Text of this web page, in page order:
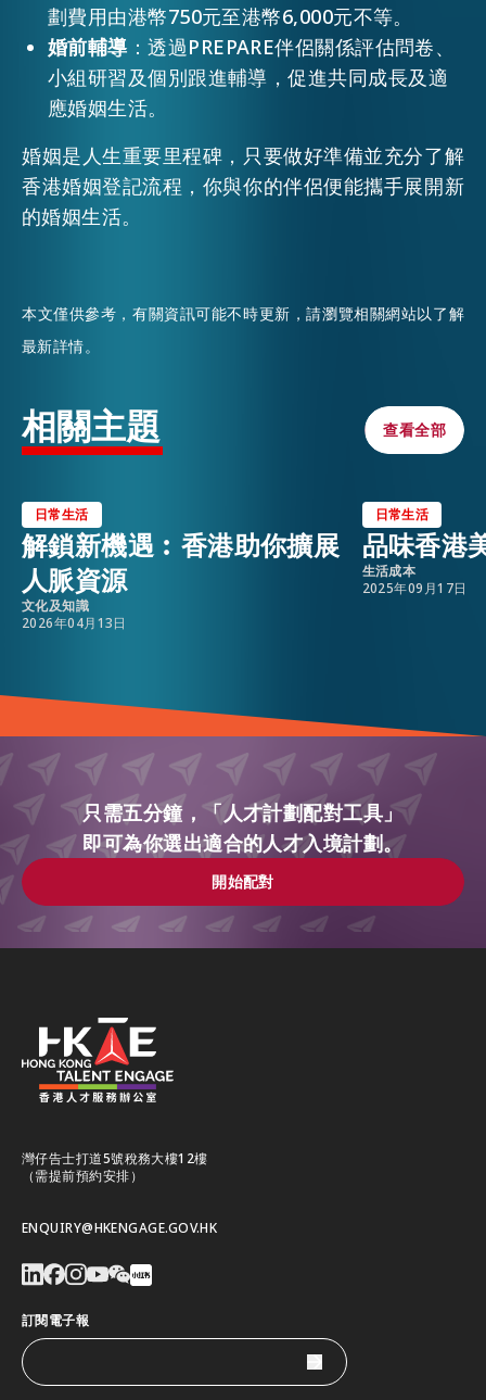
劃費用由港幣750元至港幣6,000元不等。
婚前輔導 ：透過PREPARE伴侶關係評估問卷、
小組研習及個別跟進輔導，促進共同成長及適
應婚姻生活。
婚姻是人生重要里程碑，只要做好準備並充分了解
香港婚姻登記流程，你與你的伴侶便能攜手展開新
的婚姻生活。
本文僅供參考，有關資訊可能不時更新，請瀏覽相關網站以了解
最新詳情。
相關主題 查看全部
查看全部
日常生活
解鎖新機遇︰香港助你擴展
人脈資源
文化及知識
2026年04月13日
日常生活
品味香港
生活成本
2025年09月17日
只需五分鐘，「人才計劃配對工具」
即可為你選出適合的人才入境計劃。
開始配對
開始配對
灣仔告士打道5號稅務大樓12樓
（需提前預約安排）
ENQUIRY@HKENGAGE.GOV.HK
訂閱電子報